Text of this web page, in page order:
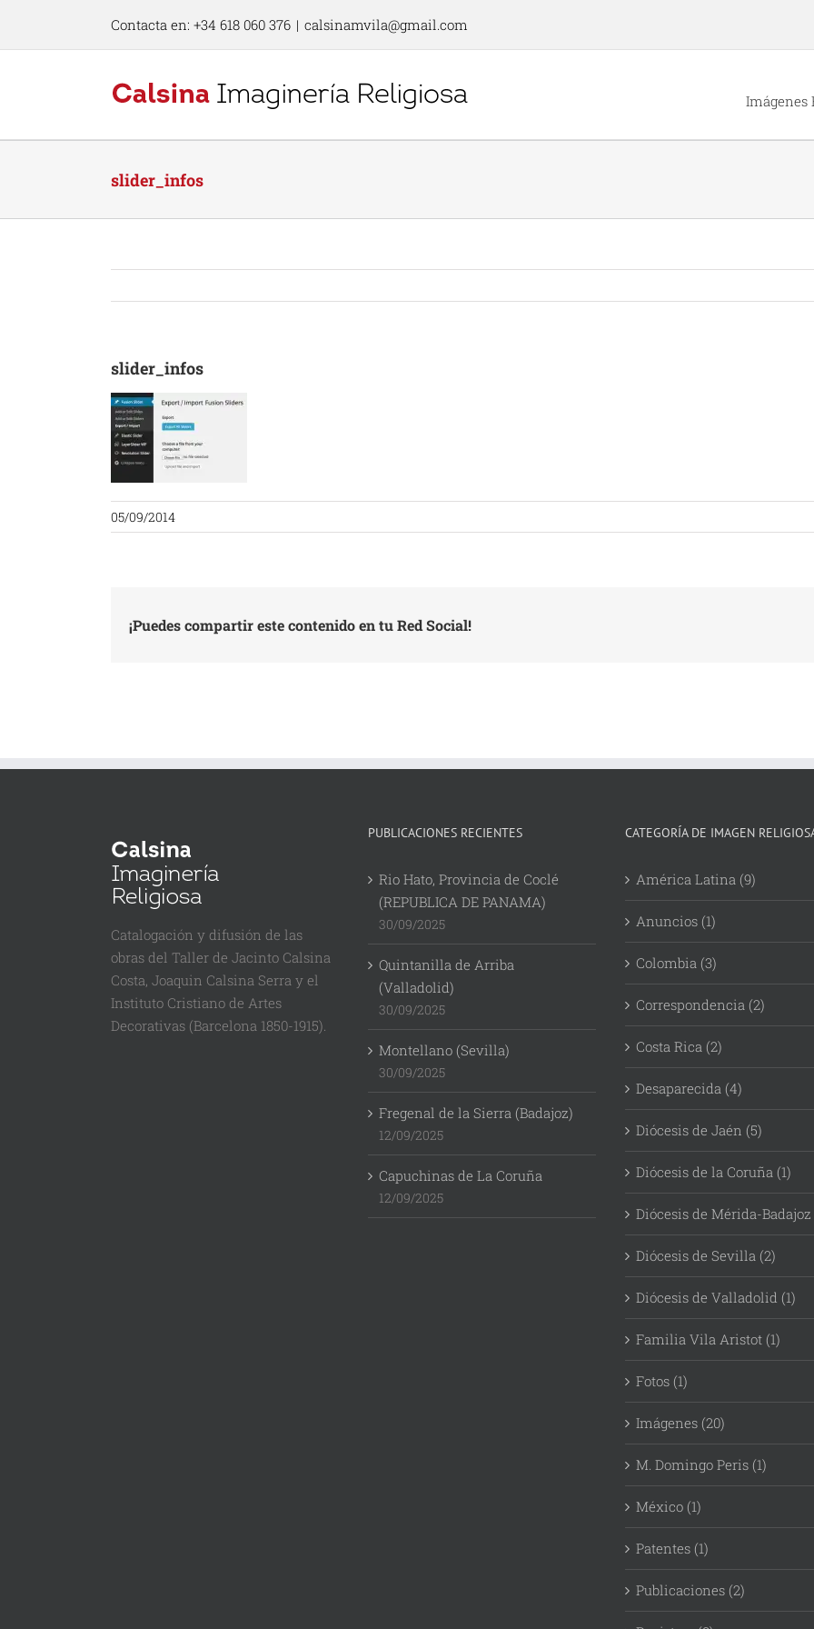
content
Contacta en: +34 618 060 376 | calsinamvila@gmail.com
Imágenes
slider_infos
slider_infos
05/09/2014
¡Puedes compartir este contenido en tu Red Social!
Catalogación y difusión de las
obras del Taller de Jacinto Calsina
Costa, Joaquin Calsina Serra y el
Instituto Cristiano de Artes
Decorativas (Barcelona 1850-1915).
PUBLICACIONES RECIENTES
Rio Hato, Provincia de Coclé
(REPUBLICA DE PANAMA)
30/09/2025
Quintanilla de Arriba
(Valladolid)
30/09/2025
Montellano (Sevilla)
30/09/2025
Fregenal de la Sierra (Badajoz)
12/09/2025
Capuchinas de La Coruña
12/09/2025
CATEGORÍA DE IMAGEN
América Latina (9)
Anuncios (1)
Colombia (3)
Correspondencia (2)
Costa Rica (2)
Desaparecida (4)
Diócesis de Jaén (5)
Diócesis de la Coruña (1)
Diócesis de Mérida-Badajoz
Diócesis de Sevilla (2)
Diócesis de Valladolid (1)
Familia Vila Aristot (1)
Fotos (1)
Imágenes (20)
M. Domingo Peris (1)
México (1)
Patentes (1)
Publicaciones (2)